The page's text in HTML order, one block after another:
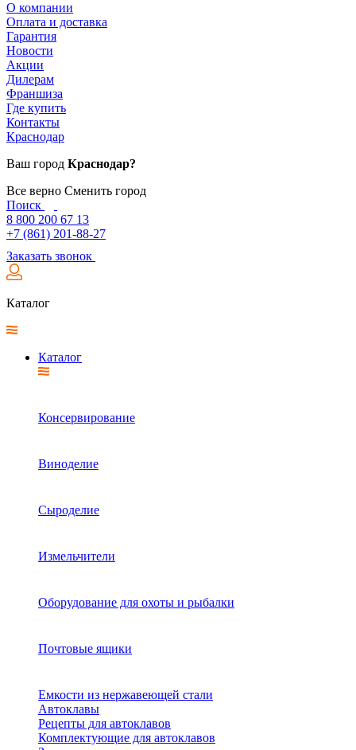
О компании
Оплата и доставка
Гарантия
Новости
Акции
Дилерам
Франшиза
Где купить
Контакты
Краснодар
Ваш город Краснодар?
Все верно Сменить город
Поиск
8 800 200 67 13
+7 (861) 201-88-27
Заказать звонок
Каталог
Каталог
Консервирование
Виноделие
Сыроделие
Измельчители
Оборудование для охоты и рыбалки
Почтовые ящики
Емкости из нержавеющей стали
Автоклавы
Рецепты для автоклавов
Комплектующие для автоклавов